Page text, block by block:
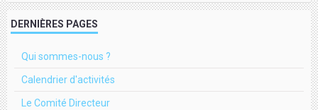
DERNIÈRES PAGES
Qui sommes-nous ?
Calendrier d'activités
Le Comité Directeur